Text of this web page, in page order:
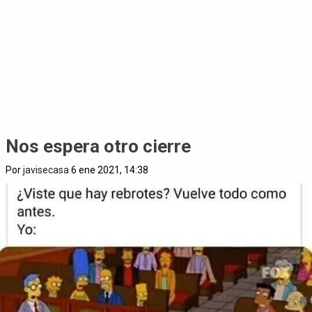
Nos espera otro cierre
Porjavisecasa 6 ene 2021, 14:38